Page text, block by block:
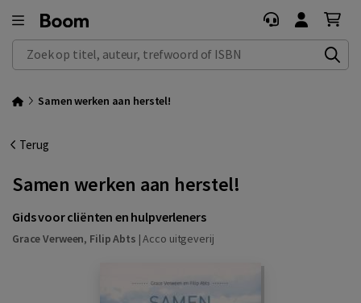
Zoek op titel, auteur, trefwoord of ISBN
Samen werken aan herstel!
Terug
Samen werken aan herstel!
Gids voor cliënten en hulpverleners
Grace Verween, Filip Abts |Acco uitgeverij